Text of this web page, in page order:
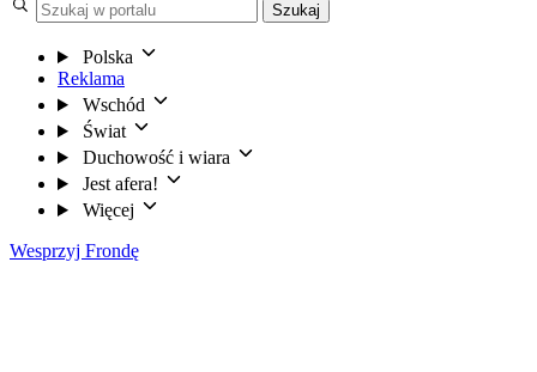
Szukaj
Polska
Reklama
Wschód
Świat
Duchowość i wiara
Jest afera!
Więcej
Wesprzyj Frondę